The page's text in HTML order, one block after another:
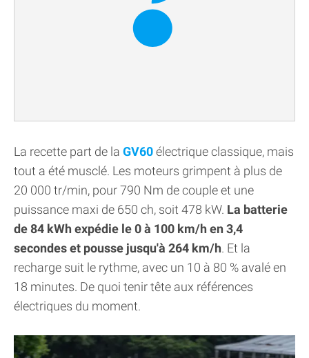
La recette part de la GV60électrique classique, mais
tout a été musclé. Les moteurs grimpent à plus de
20 000 tr/min, pour 790 Nm de couple et une
puissance maxi de 650 ch, soit 478 kW. La batterie
de 84 kWh expédie le 0 à 100 km/h en 3,4
secondes et pousse jusqu'à 264 km/h. Et la
recharge suit le rythme, avec un 10 à 80 % avalé en
18 minutes. De quoi tenir tête aux références
électriques du moment.